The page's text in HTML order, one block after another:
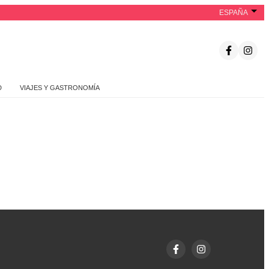
ESPAÑA
VIAJES Y GASTRONOMÍA